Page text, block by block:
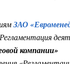
ЗАО
компании»